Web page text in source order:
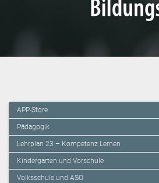
APP-Store
Pädagogik
Lehrplan 23 – Kompetenz Lernen
Kindergarten und Vorschule
Volksschule und ASO